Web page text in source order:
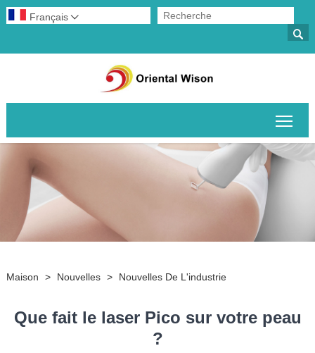

Français 
Maison > Nouvelles > Nouvelles De L'industrie
Que fait le laser Pico sur votre peau
?